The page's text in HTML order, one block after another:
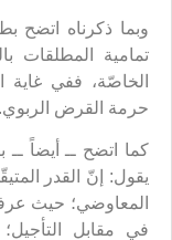
وبما ذكرناه اتضح
تمامية المطلقات
الخاصّة، ففي غاية
حرمة القرض الربوي.
كما اتضح ــ أيضاً
يقول: إنّ القدر
المعاوضي؛ حيث
في مقابل